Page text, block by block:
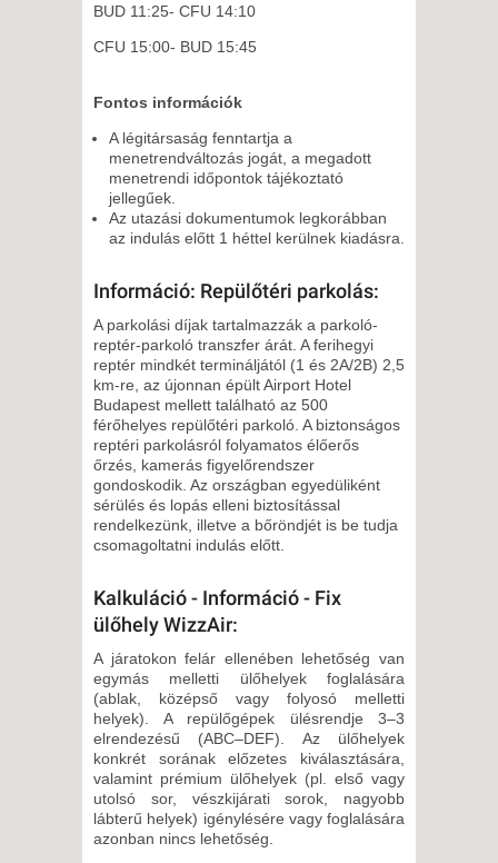
BUD 11:25- CFU 14:10
CFU 15:00- BUD 15:45
Fontos információk
A légitársaság fenntartja a
menetrendváltozás jogát, a megadott
menetrendi időpontok tájékoztató
jellegűek.
Az utazási dokumentumok legkorábban
az indulás előtt 1 héttel kerülnek kiadásra.
Információ: Repülőtéri parkolás:
A parkolási díjak tartalmazzák a parkoló-
reptér-parkoló transzfer árát. A ferihegyi
reptér mindkét termináljától (1 és 2A/2B) 2,5
km-re, az újonnan épült Airport Hotel
Budapest mellett található az 500
férőhelyes repülőtéri parkoló. A biztonságos
reptéri parkolásról folyamatos élőerős
őrzés, kamerás figyelőrendszer
gondoskodik. Az országban egyedüliként
sérülés és lopás elleni biztosítással
rendelkezünk, illetve a bőröndjét is be tudja
csomagoltatni indulás előtt.
Kalkuláció - Információ - Fix
ülőhely WizzAir:
A járatokon felár ellenében lehetőség van
egymás melletti ülőhelyek foglalására
(ablak, középső vagy folyosó melletti
helyek). A repülőgépek ülésrendje 3–3
elrendezésű (ABC–DEF). Az ülőhelyek
konkrét sorának előzetes kiválasztására,
valamint prémium ülőhelyek (pl. első vagy
utolsó sor, vészkijárati sorok, nagyobb
lábterű helyek) igénylésére vagy foglalására
azonban nincs lehetőség.